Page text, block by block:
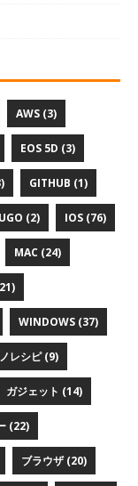
AWS (3)
EOS 5D (3)
GITHUB (1)
(2) IOS (76)
MAC (24)
WINDOWS (37)
レシピ (9)
ガジェット (14)
(22)
ブラウザ (20)